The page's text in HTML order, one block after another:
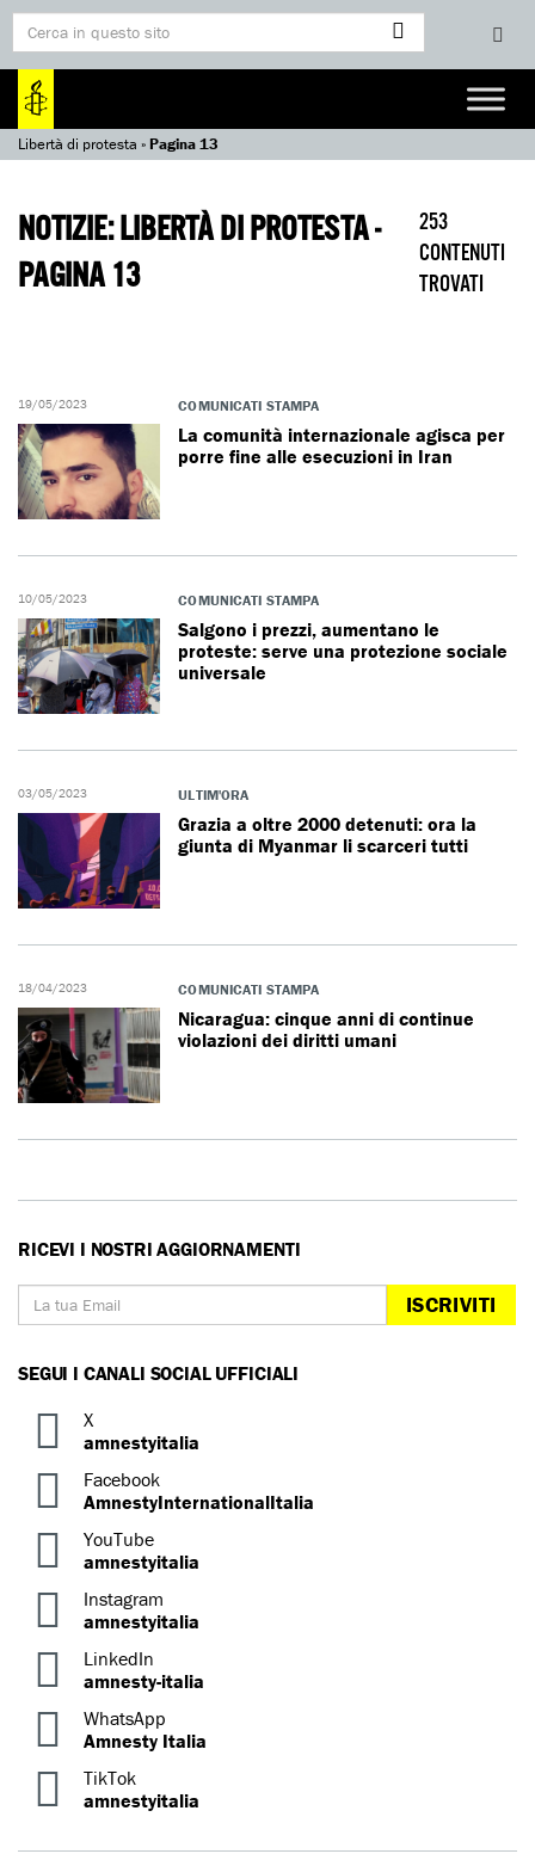
Libertà di protesta »Pagina 13
NOTIZIE: LIBERTÀ DI PROTESTA -
PAGINA 13
253
CONTENUTI
TROVATI
19/05/2023 COMUNICATI STAMPA
La comunità internazionale agisca per
porre fine alle esecuzioni in Iran
10/05/2023 COMUNICATI STAMPA
Salgono i prezzi, aumentano le
proteste: serve una protezione sociale
universale
03/05/2023 ULTIM'ORA
Grazia a oltre 2000 detenuti: ora la
giunta di Myanmar li scarceri tutti
18/04/2023 COMUNICATI STAMPA
Nicaragua: cinque anni di continue
violazioni dei diritti umani
RICEVI I NOSTRI AGGIORNAMENTI
ISCRIVITI
SEGUI I CANALI SOCIAL UFFICIALI
X
amnestyitalia
Facebook
AmnestyInternationalItalia
YouTube
amnestyitalia
Instagram
amnestyitalia
LinkedIn
amnesty-italia
WhatsApp
Amnesty Italia
TikTok
amnestyitalia